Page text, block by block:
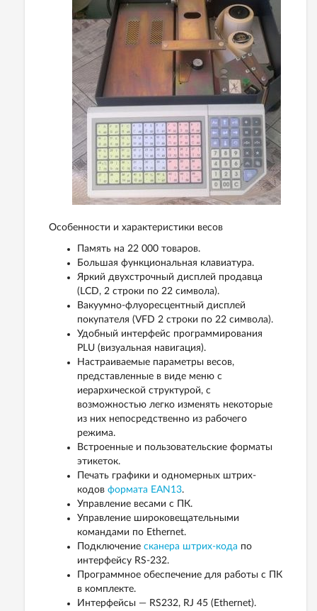
Особенности и характеристики весов
Память на 22 000 товаров.
Большая функциональная клавиатура.
Яркий двухстрочный дисплей продавца
(LCD, 2 строки по 22 символа).
Вакуумно-флуоресцентный дисплей
покупателя (VFD 2 строки по 22 символа).
Удобный интерфейс программирования
PLU (визуальная навигация).
Настраиваемые параметры весов,
представленные в виде меню с
иерархической структурой, с
возможностью легко изменять некоторые
из них непосредственно из рабочего
режима.
Встроенные и пользовательские форматы
этикеток.
Печать графики и одномерных штрих-
кодов формата EAN13.
Управление весами с ПК.
Управление широковещательными
командами по Ethernet.
Подключение сканера штрих-кода по
интерфейсу RS-232.
Программное обеспечение для работы с ПК
в комплекте.
Интерфейсы — RS232, RJ 45 (Ethernet).